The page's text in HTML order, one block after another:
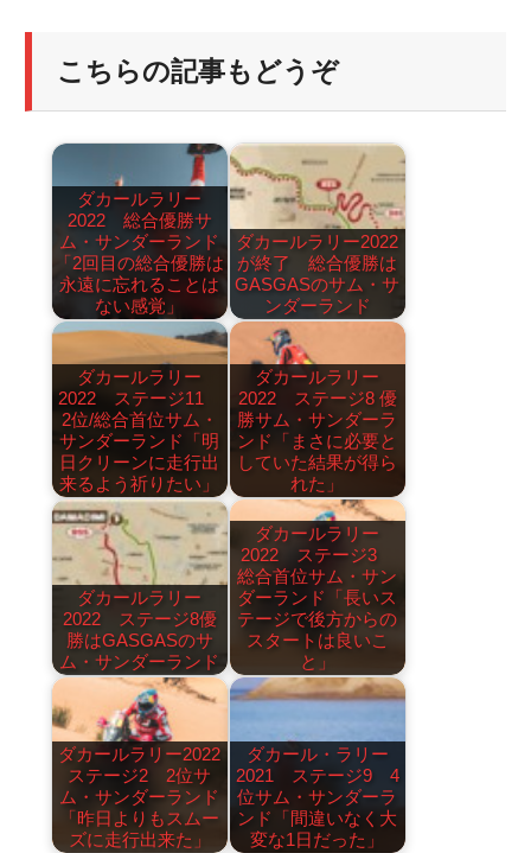
こちらの記事もどうぞ
ダカールラリー
2022 総合優勝サ
ム・サンダーランド
「2回目の総合優勝は
永遠に忘れることは
ない感覚」
ダカールラリー2022
が終了 総合優勝は
GASGASのサム・サ
ンダーランド
ダカールラリー
2022 ステージ11
2位/総合首位サム・
サンダーランド「明
日クリーンに走行出
来るよう祈りたい」
ダカールラリー
2022 ステージ8 優
勝サム・サンダーラ
ンド「まさに必要と
していた結果が得ら
れた」
ダカールラリー
2022 ステージ8優
勝はGASGASのサ
ム・サンダーランド
ダカールラリー
2022 ステージ3
総合首位サム・サン
ダーランド「長いス
テージで後方からの
スタートは良いこ
と」
ダカールラリー2022
ステージ2 2位サ
ム・サンダーランド
「昨日よりもスムー
ズに走行出来た」
ダカール・ラリー
2021 ステージ9 4
位サム・サンダーラ
ンド「間違いなく大
変な1日だった」